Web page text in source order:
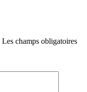
Les champs obligatoires